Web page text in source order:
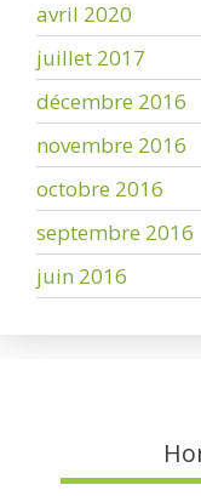
avril 2020
juillet 2017
décembre 2016
novembre 2016
octobre 2016
septembre 2016
juin 2016